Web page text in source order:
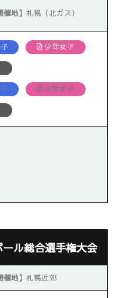
催地】札幌（北ガス）
少年女子
少年女子
ル総合選手権大会
催地】札幌近郊